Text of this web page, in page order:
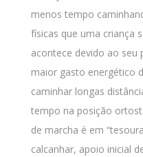
menos tempo
físicas que uma criança
acontece devido ao seu
maior gasto energético
caminhar longas
tempo na posição
de marcha é em
calcanhar, apoio inicial